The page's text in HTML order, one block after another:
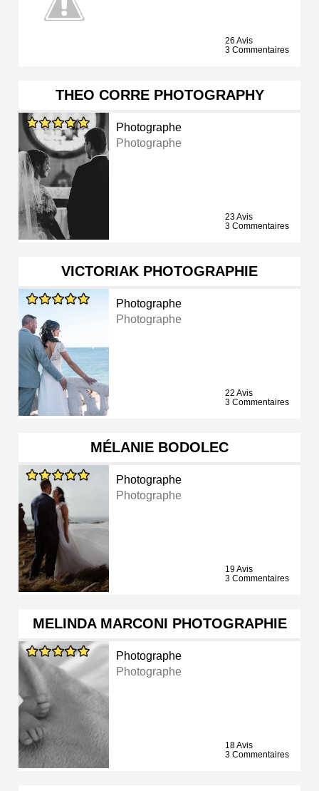
26 Avis
3 Commentaires
THEO CORRE PHOTOGRAPHY
Photographe
Photographe
23 Avis
3 Commentaires
VICTORIAK PHOTOGRAPHIE
Photographe
Photographe
22 Avis
3 Commentaires
MÉLANIE BODOLEC
Photographe
Photographe
19 Avis
3 Commentaires
MELINDA MARCONI PHOTOGRAPHIE
Photographe
Photographe
18 Avis
3 Commentaires